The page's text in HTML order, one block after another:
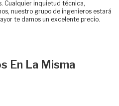
Cualquier inquietud técnica,
nuestro grupo de ingenieros estará
te damos un excelente precio.
En La Misma